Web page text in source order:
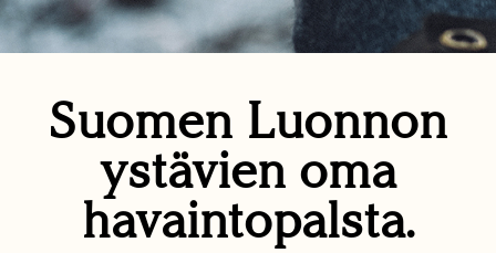
Suomen Luonnon
ystävien oma
havaintopalsta.